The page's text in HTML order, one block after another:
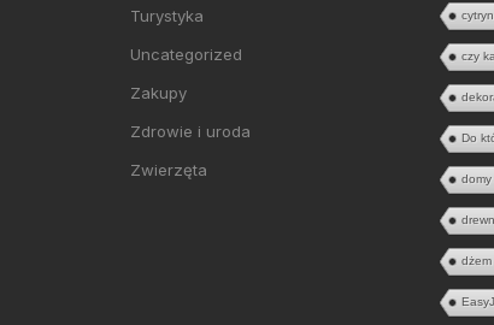
Turystyka
Uncategorized
Zakupy
Zdrowie i uroda
Zwierzęta
czy
Do
domy
dżem